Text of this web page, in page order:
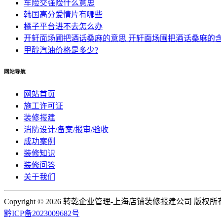
车险交强险什么意思
韩国高分爱情片有哪些
橘子平台进不去怎么办
开轩面场圃把酒话桑麻的意思 开轩面场圃把酒话桑麻的
甲醇汽油价格是多少?
网站导航
网站首页
施工许可证
装修报建
消防设计/备案/报审/验收
成功案例
装修知识
装修问答
关于我们
Copyright © 2026 转乾企业管理-上海店铺装修报建公司 版权所
黔ICP备2023009682号